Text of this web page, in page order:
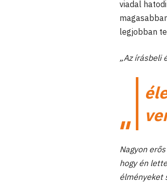
viadal
legjobban
„Az írásbeli
Nagyon
hogy én
élményeket